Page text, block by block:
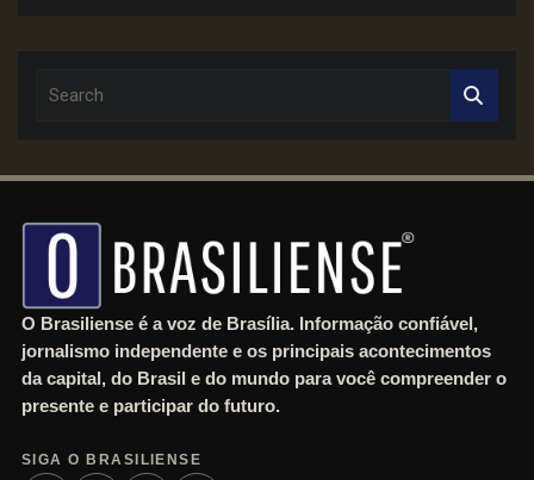
c
O Brasiliense é a voz de Brasília. Informação confiável,
jornalismo independente e os principais acontecimentos
da capital, do Brasil e do mundo para você compreender o
presente e participar do futuro.
SIGA O BRASILIENSE